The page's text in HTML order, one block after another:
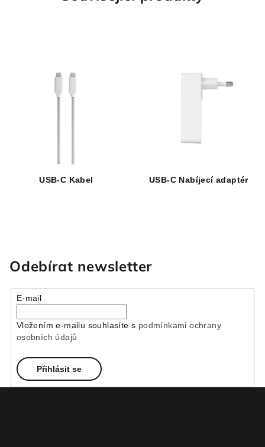
USB-C Kabel USB-C Nabíjecí adaptér
Odebírat newsletter
E-mail
Vložením e-mailu souhlasíte s podmínkami ochrany
osobních údajů
Přihlásit se